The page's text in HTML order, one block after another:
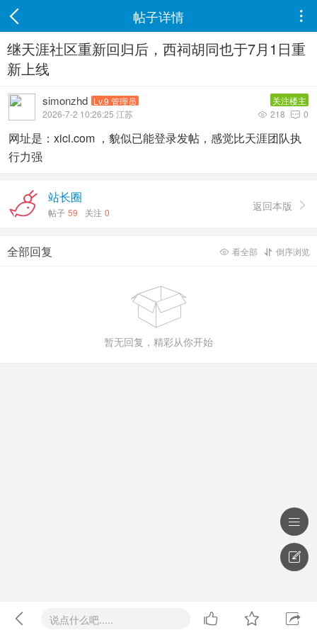
帖子详情 
继天涯社区重新回归后，西祠胡同也于7月1日重
新上线
simonzhd Lv.9 管理员
关注楼主
2026-7-2 10:26:25 江苏
 0
 218
网址是：xici.com ，貌似已能登录发帖，感觉比天涯团队执
行力强
站长圈
帖子 59 关注 0 返回本版 
 倒序浏览
 看全部
全部回复

暂无回复，精彩从你开始
 说点什么吧.....   

